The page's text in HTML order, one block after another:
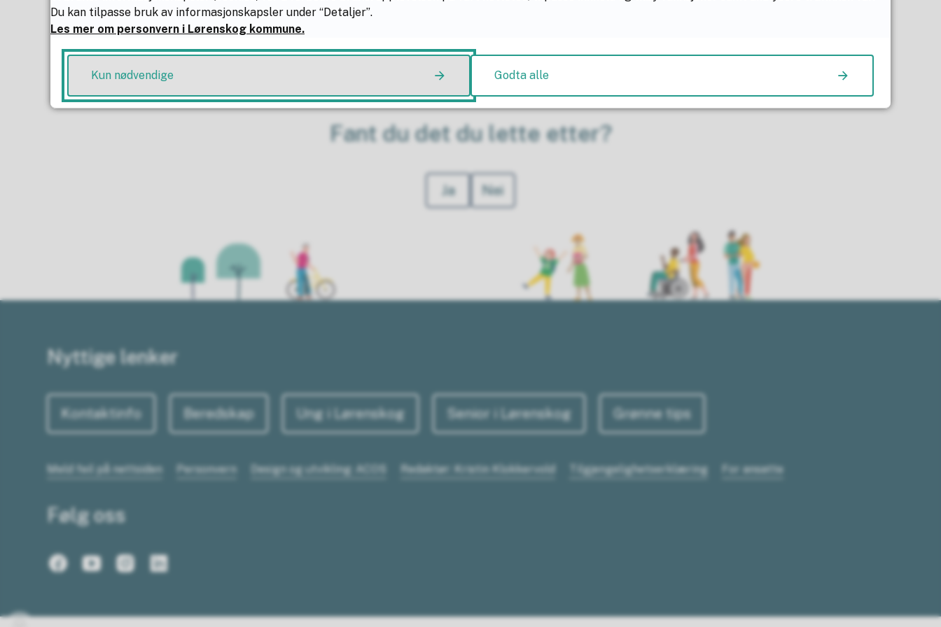
Sist endret 04.05.2026 16.05
Fant du det du lette etter?
Ja Nei
Nyttige lenker
Kontaktinfo Beredskap Ung i Lørenskog Senior i Lørenskog Grønne tips
Meld feil på nettsiden Personvern Design og utvikling: ACOS Redaktør: Kristin Klokkervold Tilgjengelighetserklæring For ansatte
Følg oss
FacebookYoutubeInstagram
Du kan tilpasse bruk av informasjonskapsler under “Detaljer”.
Les mer om personvern i Lørenskog kommune.
Kun nødvendige Godta alle